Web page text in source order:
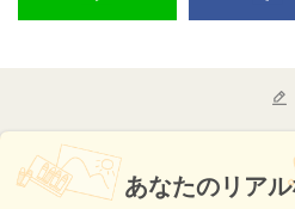
あなたのリア